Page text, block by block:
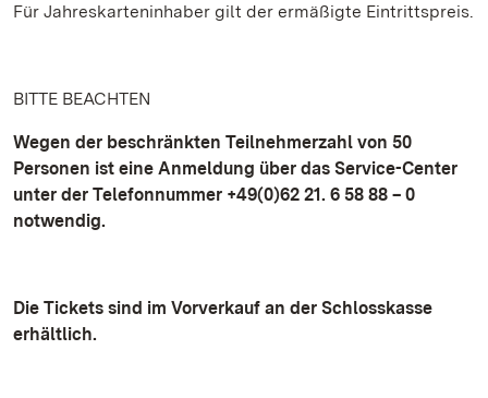
Für Jahreskarteninhaber gilt der ermäßigte Eintrittspreis.
BITTE BEACHTEN
Wegen der beschränkten Teilnehmerzahl von 50
Personen ist eine Anmeldung über das Service-Center
unter der Telefonnummer +49(0)62 21. 6 58 88 – 0
notwendig.
Die Tickets sind im Vorverkauf an der Schlosskasse
erhältlich.